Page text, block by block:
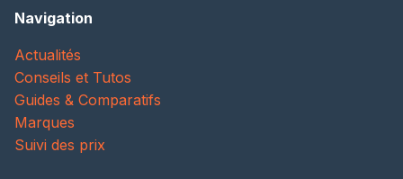
Navigation
Actualités
Conseils et Tutos
Guides & Comparatifs
Marques
Suivi des prix